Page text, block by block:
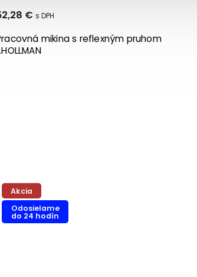
mikina s reflexným pruhom
€
Akcia
Odosielame
do 24 hodín